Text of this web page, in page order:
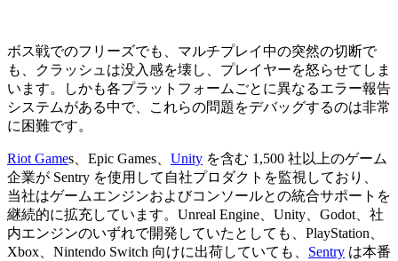
ボス戦でのフリーズでも、マルチプレイ中の突然の切断で
も、クラッシュは没入感を壊し、プレイヤーを怒らせてしま
います。しかも各プラットフォームごとに異なるエラー報告
システムがある中で、これらの問題をデバッグするのは非常
に困難です。
Riot Games、Epic Games、 Unity を含む 1,500 社以上のゲーム
企業が Sentry を使用して自社プロダクトを監視しており、
当社はゲームエンジンおよびコンソールとの統合サポートを
継続的に拡充しています。Unreal Engine、Unity、Godot、社
内エンジンのいずれで開発していたとしても、PlayStation、
Xbox、Nintendo Switch 向けに出荷していても、 Sentry は本番